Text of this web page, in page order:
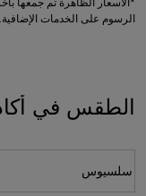
الرسوم على الخدمات الإضافية.
الطقس في
سلسيوس